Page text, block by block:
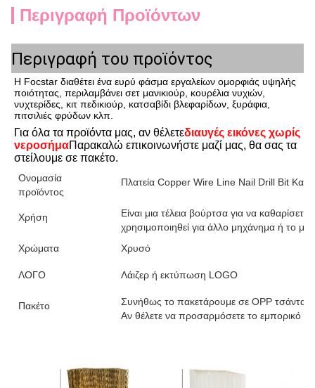
Περιγραφή Προϊόντων
Περιγραφή του προϊόντος
Η Focstar διαθέτει ένα ευρύ φάσμα εργαλείων ομορφιάς υψηλής
ποιότητας, περιλαμβάνει σετ μανικιούρ, κουρέλια νυχιών,
νυχτερίδες, κιτ πεδικιούρ, κατσαβίδι βλεφαρίδων, ξυράφια,
πιτσιλιές φρύδων κλπ.
Για όλα τα προϊόντα μας, αν θέλετεδιαυγές εικόνες χωρίς
νεροσήμαΠαρακαλώ επικοινωνήστε μαζί μας, θα σας τα
στείλουμε σε πακέτο.
Ονομασία
προϊόντος
Πλατεία Copper Wire Line Nail Drill Bit
Χρήση
Είναι μια τέλεια βούρτσα για να
χρησιμοποιηθεί για άλλο μηχάνημα ή το
Χρώματα
Χρυσό
ΛΟΓΟ Λάιζερ ή εκτύπωση LOGO
Πακέτο
Συνήθως το πακετάρουμε σε OPP τσάντα.
Αν θέλετε να προσαρμόσετε το εμπορικό